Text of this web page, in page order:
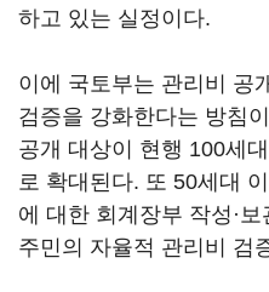
하고 있는 실정이다.
이에 국토부는 관리비 공
검증을 강화한다는 방침
공개 대상이 현행 100세
로 확대된다. 또 50세대
에 대한 회계장부 작성·
주민의 자율적 관리비 검